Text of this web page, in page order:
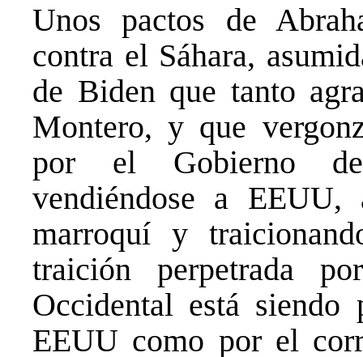
Unos pactos de
contra el Sáhara,
de Biden que tanto
Montero, y que
por el Gobierno de
vendiéndose a
marroquí y
traición perpetrada
Occidental está siendo
EEUU como por el